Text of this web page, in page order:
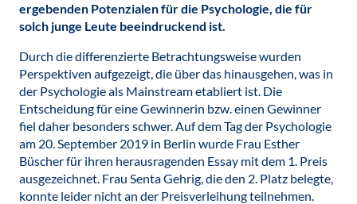
ergebenden Potenzialen für die Psychologie, die für
solch junge Leute beeindruckend ist.
Durch die differenzierte Betrachtungsweise wurden
Perspektiven aufgezeigt, die über das hinausgehen, was in
der Psychologie als Mainstream etabliert ist. Die
Entscheidung für eine Gewinnerin bzw. einen Gewinner
fiel daher besonders schwer. Auf dem Tag der Psychologie
am 20. September 2019 in Berlin wurde Frau Esther
Büscher für ihren herausragenden Essay mit dem 1. Preis
ausgezeichnet. Frau Senta Gehrig, die den 2. Platz belegte,
konnte leider nicht an der Preisverleihung teilnehmen.